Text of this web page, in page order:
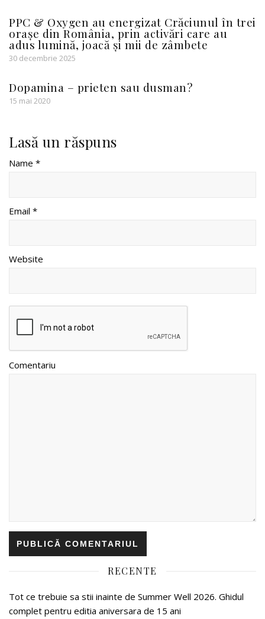
PPC & Oxygen au energizat Crăciunul în trei
orașe din România, prin activări care au
adus lumină, joacă și mii de zâmbete
30 decembrie 2025
Dopamina – prieten sau dusman?
15 mai 2020
Lasă un răspuns
Name *
Email *
Website
Comentariu
RECENTE
Tot ce trebuie sa stii inainte de Summer Well 2026. Ghidul
complet pentru editia aniversara de 15 ani